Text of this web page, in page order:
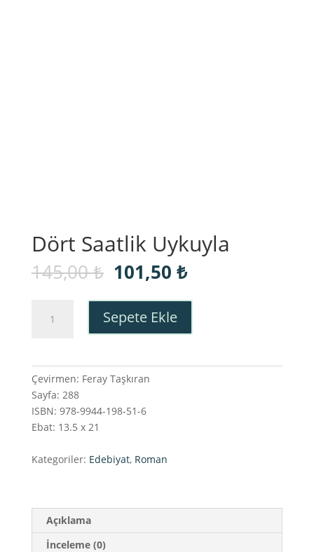
Dört Saatlik Uykuyla
145,00₺ Orijinal
fiyat:
145,00 ₺.
101,50 ₺Şu
fiyat:
Saatlik
Sepete Ekle
Çevirmen: Feray Taşkıran
Sayfa: 288
ISBN: 978-9944-198-51-6
Ebat: 13.5 x 21
Kategoriler: Edebiyat, Roman
Açıklama
İnceleme (0)